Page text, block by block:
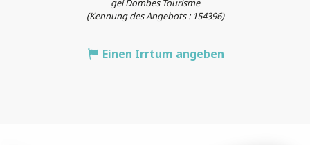
(Kennung des Angebots : 154396)
Einen Irrtum angeben